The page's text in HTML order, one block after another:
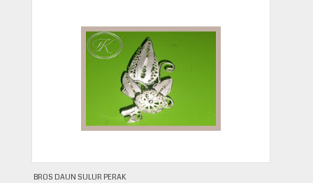
BROS DAUN SULUR PERAK